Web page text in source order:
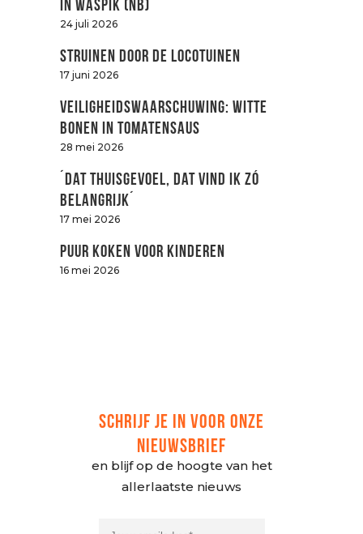
24 juli 2026
Struinen door de LOCOtuinen
17 juni 2026
Veiligheidswaarschuwing: witte
bonen in tomatensaus
28 mei 2026
´Dat thuisgevoel, dat vind ik zó
belangrijk´
17 mei 2026
Puur koken voor kinderen
16 mei 2026
SCHRIJF JE IN VOOR ONZE
NIEUWSBRIEF
en blijf op de hoogte van het
allerlaatste nieuws